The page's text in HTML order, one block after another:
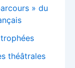
» du
théâtrales